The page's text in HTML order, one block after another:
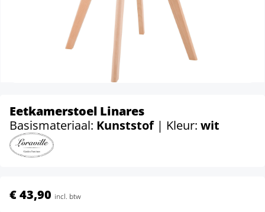
Eetkamerstoel Linares
Basismateriaal: Kunststof | Kleur: wit
€ 43,90 incl. btw